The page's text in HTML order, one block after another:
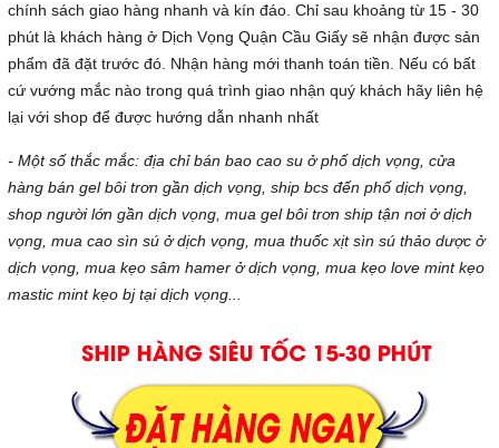
chính sách giao hàng nhanh và kín đáo. Chỉ sau khoảng từ 15 - 30
phút là khách hàng ở Dịch Vọng Quận Cầu Giấy sẽ nhận được sản
phẩm đã đặt trước đó. Nhận hàng mới thanh toán tiền. Nếu có bất
cứ vướng mắc nào trong quá trình giao nhận quý khách hãy liên hệ
lại với shop để được hướng dẫn nhanh nhất
- Một số thắc mắc: địa chỉ bán bao cao su ở phố dịch vọng, cửa
hàng bán gel bôi trơn gần dịch vọng, ship bcs đến phố dịch vọng,
shop người lớn gần dịch vọng, mua gel bôi trơn ship tận nơi ở dịch
vọng, mua cao sìn sú ở dịch vọng, mua thuốc xịt sìn sú thảo dược ở
dịch vọng, mua kẹo sâm hamer ở dịch vọng, mua kẹo love mint kẹo
mastic mint kẹo bj tại dịch vọng...